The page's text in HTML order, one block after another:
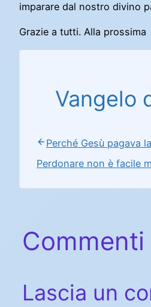
imparare dal nostro divino
Grazie a tutti. Alla prossima
Vangelo
Perché Gesù pagava
Perdonare non è facile
Commenti
Lascia un